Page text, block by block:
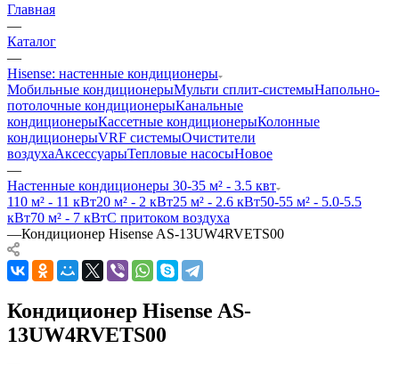
Главная
—
Каталог
—
Hisense: настенные кондиционеры
Мобильные кондиционерыМульти сплит-системыНапольно-
потолочные кондиционерыКанальные
кондиционерыКассетные кондиционерыКолонные
кондиционерыVRF системыОчистители
воздухаАксессуарыТепловые насосыНовое
—
Настенные кондиционеры 30-35 м² - 3.5 квт
110 м² - 11 кВт20 м² - 2 кВт25 м² - 2.6 кВт50-55 м² - 5.0-5.5
кВт70 м² - 7 кВтС притоком воздуха
—Кондиционер Hisense AS-13UW4RVETS00
Кондиционер Hisense AS-
13UW4RVETS00